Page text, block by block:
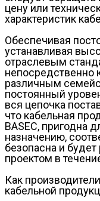
цену или
характеристик
Обеспечивая
устанавливая
отраслевым
непосредственно
различным
постоянный
вся цепочка
что кабельная
BASEC, пригодна
назначению,
безопасна и будет
проектом в
Как
кабельной